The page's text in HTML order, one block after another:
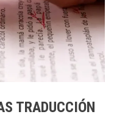
TRADUCCIÓN